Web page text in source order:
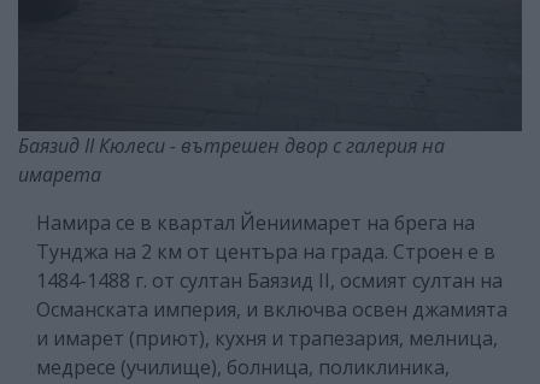
Баязид II Кюлеси - вътрешен двор с галерия на
имарета
Намира се в квартал Йениимарет на брега на
Тунджа на 2 км от центъра на града. Строен е в
1484-1488 г. от султан Баязид II, осмият султан на
Османската империя, и включва освен джамията
и имарет (приют), кухня и трапезария, мелница,
медресе (училище), болница, поликлиника,